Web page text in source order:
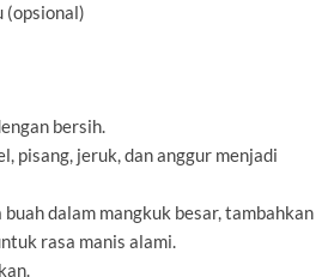
(opsional)
bersih.
pisang, jeruk, dan anggur menjadi
dalam mangkuk besar, tambahkan
rasa manis alami.